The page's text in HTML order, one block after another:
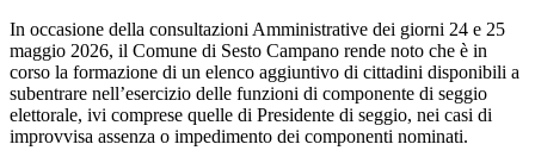
In occasione della consultazioni Amministrative dei giorni 24 e 25
maggio 2026, il Comune di Sesto Campano rende noto che è in
corso la formazione di un elenco aggiuntivo di cittadini disponibili a
subentrare nell’esercizio delle funzioni di componente di seggio
elettorale, ivi comprese quelle di Presidente di seggio, nei casi di
improvvisa assenza o impedimento dei componenti nominati.